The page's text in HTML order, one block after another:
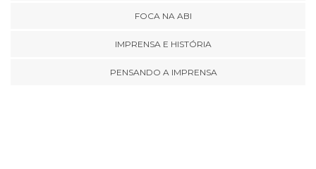
FOCA NA ABI
IMPRENSA E HISTÓRIA
PENSANDO A IMPRENSA